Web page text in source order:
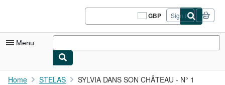
GBP
Site
shopping
Sign in
Menu
My Account
Home STELAS SYLVIA DANS SON CHÂTEAU - N° 1